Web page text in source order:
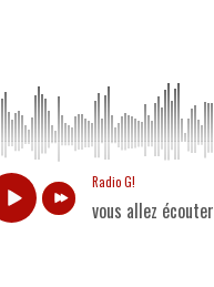
Radio G!
vous allez